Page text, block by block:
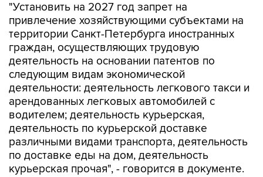
"Установить на 2027 год запрет на
привлечение хозяйствующими субъектами на
территории Санкт-Петербурга иностранных
граждан, осуществляющих трудовую
деятельность на основании патентов по
следующим видам экономической
деятельности: деятельность легкового такси и
арендованных легковых автомобилей с
водителем; деятельность курьерская,
деятельность по курьерской доставке
различными видами транспорта, деятельность
по доставке еды на дом, деятельность
курьерская прочая", - говорится в документе.